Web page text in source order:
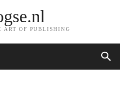
ART OF PUBLISHING